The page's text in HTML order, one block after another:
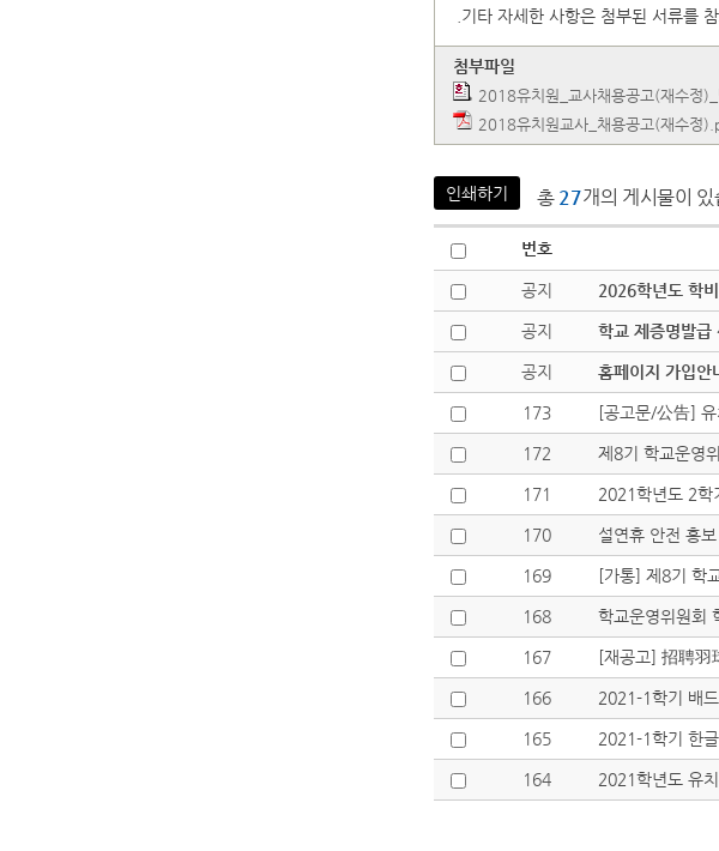
.기타 자세한 사항은 첨부된 서류를
첨부파일
2018유치원_교사채용공고(재수정
2018유치원교사_채용공고(재수정
인쇄하기 총 27개의 게시물이
번호
공지 2026학년도 학
공지 학교 제증명발
공지 홈페이지 가입
173 [공고문/公告]
172 제8기 학교운영
171 2021학년도 2
170 설연휴 안전 홍보
169 [가통] 제8기 학
168 학교운영위원회
167 [재공고] 招聘羽
166 2021-1학기 배
165 2021-1학기 한
164 2021학년도 유